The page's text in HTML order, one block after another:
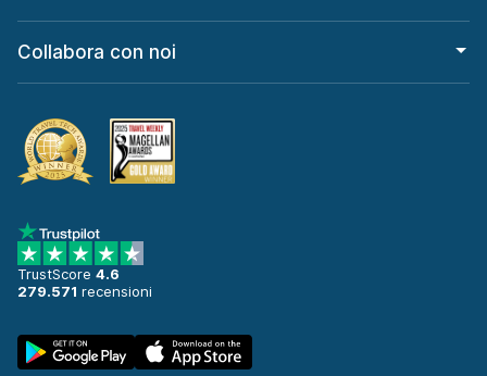
Collabora con noi
TrustScore 4.6
279.571 recensioni